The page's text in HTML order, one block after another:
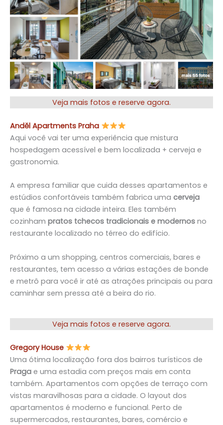
Veja mais fotos e reserve agora.
Anděl Apartments Praha
Aqui você vai ter uma experiência que mistura
hospedagem acessível e bem localizada + cerveja e
gastronomia.
A empresa familiar que cuida desses apartamentos e
estúdios confortáveis também fabrica uma cerveja
que é famosa na cidade inteira. Eles também
cozinham pratos tchecos tradicionais e modernos no
restaurante localizado no térreo do edifício.
Próximo a um shopping, centros comerciais, bares e
restaurantes, tem acesso a várias estações de bonde
e metrô para você ir até as atrações principais ou para
caminhar sem pressa até a beira do rio.
Veja mais fotos e reserve agora.
Gregory House
Uma ótima localização fora dos bairros turísticos de
Praga e uma estadia com preços mais em conta
também. Apartamentos com opções de terraço com
vistas maravilhosas para a cidade. O layout dos
apartamentos é moderno e funcional. Perto de
supermercados, restaurantes, bares, comércio e